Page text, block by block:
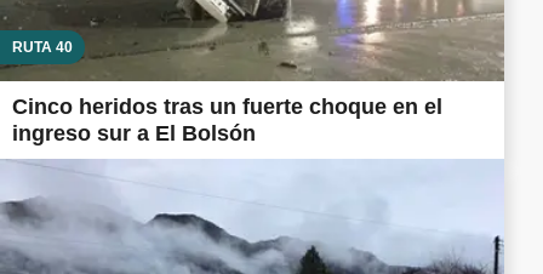
RUTA 40
Cinco heridos tras un fuerte choque en el
ingreso sur a El Bolsón